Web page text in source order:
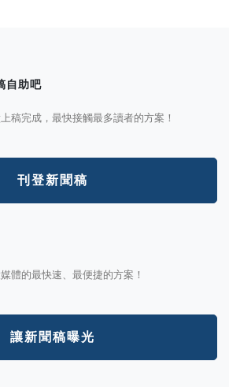
自助吧
稿完成，最快接觸最多讀者的方案！
刊登新聞稿
體的最快速、最便捷的方案！
讓新聞稿曝光